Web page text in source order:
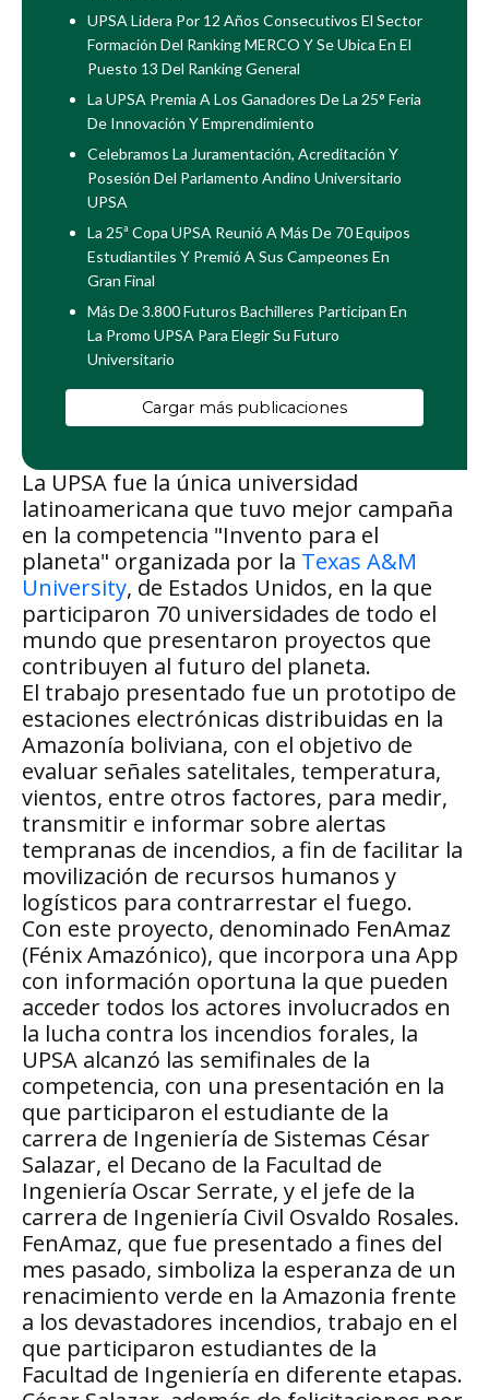
La UPSA fue la única universidad
latinoamericana que tuvo mejor campaña
en la competencia "Invento para el
planeta" organizada por la Texas A&M
University, de Estados Unidos, en la que
participaron 70 universidades de todo el
mundo que presentaron proyectos que
contribuyen al futuro del planeta.
El trabajo presentado fue un prototipo de
estaciones electrónicas distribuidas en la
Amazonía boliviana, con el objetivo de
evaluar señales satelitales, temperatura,
vientos, entre otros factores, para medir,
transmitir e informar sobre alertas
tempranas de incendios, a fin de facilitar la
movilización de recursos humanos y
logísticos para contrarrestar el fuego.
Con este proyecto, denominado FenAmaz
(Fénix Amazónico), que incorpora una App
con información oportuna la que pueden
acceder todos los actores involucrados en
la lucha contra los incendios forales, la
UPSA alcanzó las semifinales de la
competencia, con una presentación en la
que participaron el estudiante de la
carrera de Ingeniería de Sistemas César
Salazar, el Decano de la Facultad de
Ingeniería Oscar Serrate, y el jefe de la
carrera de Ingeniería Civil Osvaldo Rosales.
FenAmaz, que fue presentado a fines del
mes pasado, simboliza la esperanza de un
renacimiento verde en la Amazonia frente
a los devastadores incendios, trabajo en el
que participaron estudiantes de la
Facultad de Ingeniería en diferente etapas.
UPSA Lidera Por 12 Años Consecutivos El Sector
Formación Del Ranking MERCO Y Se Ubica En El
Puesto 13 Del Ranking General
La UPSA Premia A Los Ganadores De La 25° Feria
De Innovación Y Emprendimiento
Celebramos La Juramentación, Acreditación Y
Posesión Del Parlamento Andino Universitario
UPSA
La 25ª Copa UPSA Reunió A Más De 70 Equipos
Estudiantiles Y Premió A Sus Campeones En
Gran Final
Más De 3.800 Futuros Bachilleres Participan En
La Promo UPSA Para Elegir Su Futuro
Universitario
Cargar más publicaciones